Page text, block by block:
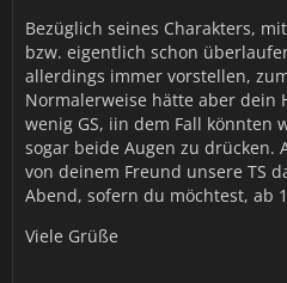
Bezüglich seines Charakters,
bzw. eigentlich schon
allerdings immer vorstellen,
Normalerweise hätte aber dein
wenig GS, iin dem Fall könnten
sogar beide Augen zu drücken.
von deinem Freund unsere TS
Abend, sofern du möchtest, ab
Viele Grüße